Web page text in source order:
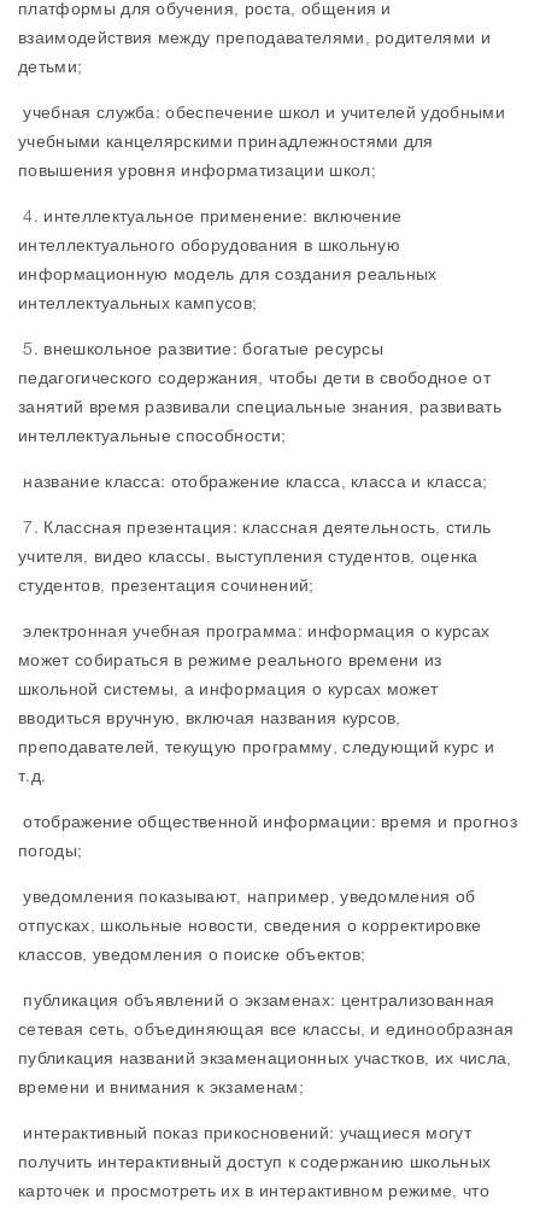
платформы для обучения, роста, общения и
взаимодействия между преподавателями, родителями и
детьми;
учебная служба: обеспечение школ и учителей удобными
учебными канцелярскими принадлежностями для
повышения уровня информатизации школ;
4. интеллектуальное применение: включение
интеллектуального оборудования в школьную
информационную модель для создания реальных
интеллектуальных кампусов;
5. внешкольное развитие: богатые ресурсы
педагогического содержания, чтобы дети в свободное от
занятий время развивали специальные знания, развивать
интеллектуальные способности;
название класса: отображение класса, класса и класса;
7. Классная презентация: классная деятельность, стиль
учителя, видео классы, выступления студентов, оценка
студентов, презентация сочинений;
электронная учебная программа: информация о курсах
может собираться в режиме реального времени из
школьной системы, а информация о курсах может
вводиться вручную, включая названия курсов,
преподавателей, текущую программу, следующий курс и
т.д.
отображение общественной информации: время и прогноз
погоды;
уведомления показывают, например, уведомления об
отпусках, школьные новости, сведения о корректировке
классов, уведомления о поиске объектов;
публикация объявлений о экзаменах: централизованная
сетевая сеть, объединяющая все классы, и единообразная
публикация названий экзаменационных участков, их числа,
времени и внимания к экзаменам;
интерактивный показ прикосновений: учащиеся могут
получить интерактивный доступ к содержанию школьных
карточек и просмотреть их в интерактивном режиме, что